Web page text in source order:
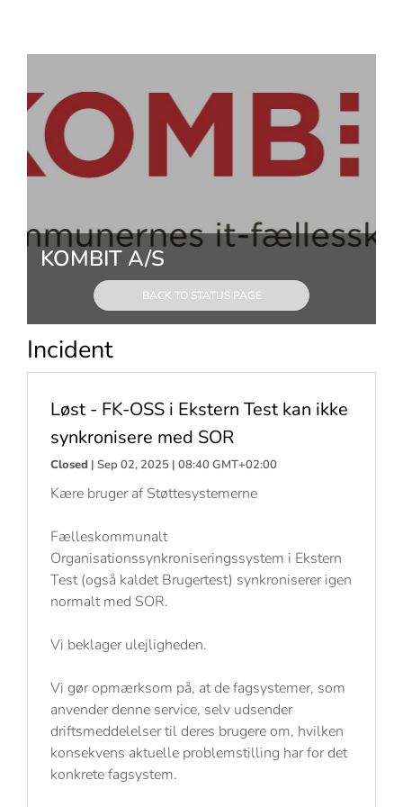
KOMBIT A/S
BACK TO STATUS PAGE
Incident
Løst - FK-OSS i Ekstern Test kan ikke
synkronisere med SOR
Closed | Sep 02, 2025 | 08:40 GMT+02:00
Kære bruger af Støttesystemerne
Fælleskommunalt
Organisationssynkroniseringssystem i Ekstern
Test (også kaldet Brugertest) synkroniserer igen
normalt med SOR.
Vi beklager ulejligheden.
Vi gør opmærksom på, at de fagsystemer, som
anvender denne service, selv udsender
driftsmeddelelser til deres brugere om, hvilken
konsekvens aktuelle problemstilling har for det
konkrete fagsystem.